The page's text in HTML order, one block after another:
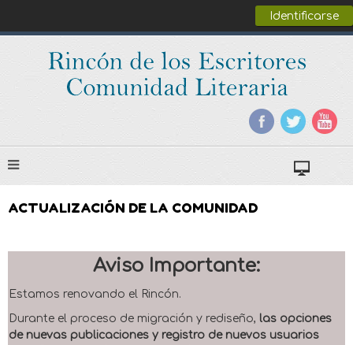
Identificarse
ACTUALIZACIÓN DE LA COMUNIDAD
Aviso Importante:
Estamos renovando el Rincón.
Durante el proceso de migración y rediseño, las opciones
de nuevas publicaciones y registro de nuevos usuarios